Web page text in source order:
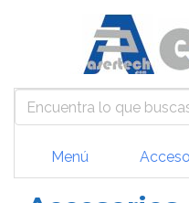
Menú Acceso